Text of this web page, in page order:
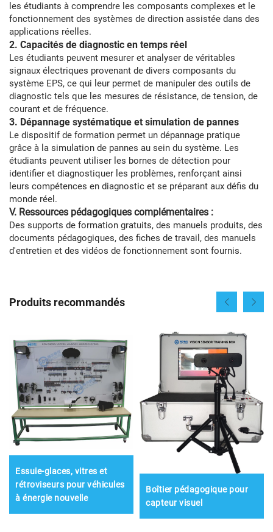
les étudiants à comprendre les composants complexes et le
fonctionnement des systèmes de direction assistée dans des
applications réelles.
2. Capacités de diagnostic en temps réel
Les étudiants peuvent mesurer et analyser de véritables
signaux électriques provenant de divers composants du
système EPS, ce qui leur permet de manipuler des outils de
diagnostic tels que les mesures de résistance, de tension, de
courant et de fréquence.
3. Dépannage systématique et simulation de pannes
Le dispositif de formation permet un dépannage pratique
grâce à la simulation de pannes au sein du système. Les
étudiants peuvent utiliser les bornes de détection pour
identifier et diagnostiquer les problèmes, renforçant ainsi
leurs compétences en diagnostic et se préparant aux défis du
monde réel.
V. Ressources pédagogiques complémentaires :
Des supports de formation gratuits, des manuels produits, des
documents pédagogiques, des fiches de travail, des manuels
d'entretien et des vidéos de fonctionnement sont fournis.
Produits recommandés
Essuie-glaces, vitres et
rétroviseurs pour véhicules
à énergie nouvelle
Boîtier pédagogique pour
capteur visuel